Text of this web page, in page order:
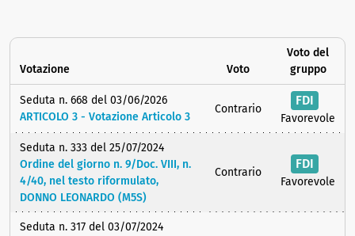
Votazione Voto
Voto del
gruppo
Seduta n. 668 del 03/06/2026
ARTICOLO 3 - Votazione Articolo 3
Contrario
FDI
Favorevole
Seduta n. 333 del 25/07/2024
Ordine del giorno n. 9/Doc. VIII, n.
4/40, nel testo riformulato,
DONNO LEONARDO (M5S)
Contrario
FDI
Favorevole
Seduta n. 317 del 03/07/2024